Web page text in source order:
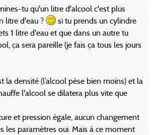
tu qu'un litre d'alcool c'est plus
litre d'eau ?
si tu prends un cylindre
1 litre d'eau et que dans un autre tu
ça sera pareille (je fais ça tous les jours
la densité (l’alcool pèse bien moins) et la
l'alcool se dilatera plus vite que
et pression égale, aucun changement
les paramètres oui. Mais à ce moment